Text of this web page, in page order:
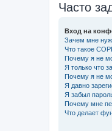
Часто
Вход на
Зачем мне
Что такое
Почему я не
Я только что
Почему я не
Я давно
Я забыл
Почему мне
Что делает